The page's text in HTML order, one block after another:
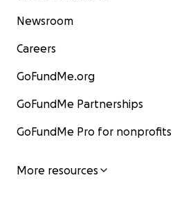
Newsroom
Careers
GoFundMe.org
GoFundMe Partnerships
GoFundMe Pro for nonprofits
More resources